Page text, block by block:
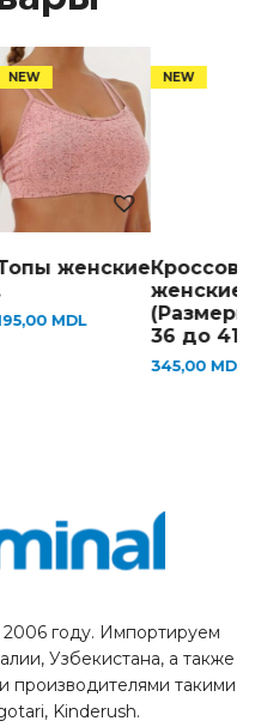
женские
MDL
Кроссовки
женские
(Размеры
36 до 41 )
345,00MDL
году. Импортируем
Узбекистана, а также
производителями такими
Kinderush.